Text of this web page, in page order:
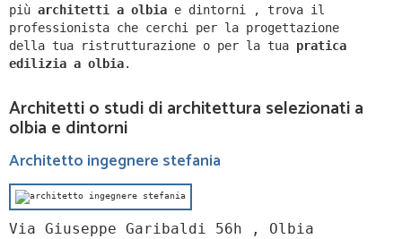
più architetti a olbia e dintorni ,
trova il
professionista che cerchi per la progettazione
della tua ristrutturazione o per la tua pratica
edilizia a olbia.
Architetti o studi di architettura selezionati a
olbia e dintorni
Architetto ingegnere stefania
Via Giuseppe Garibaldi 56h , Olbia